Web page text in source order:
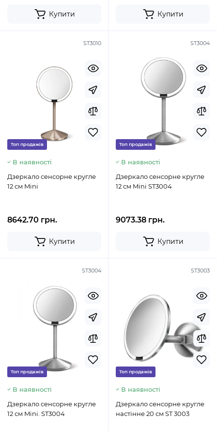
Купити Купити
ST3010
Топ продажів
В наявності
Дзеркало сенсорне кругле
12 см Mini
8642.70 грн.
Купити
ST3004
Топ продажів
В наявності
Дзеркало сенсорне кругле
12 см Mini ST3004
9073.38 грн.
Купити
ST3004
Топ продажів
В наявності
Дзеркало сенсорне кругле
12 см Mini. ST3004
ST3003
Топ продажів
В наявності
Дзеркало сенсорне кругле
настінне 20 см ST 3003